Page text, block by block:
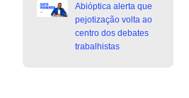
Abióptica alerta que
pejotização volta ao
centro dos debates
trabalhistas